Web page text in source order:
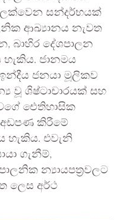
ලක්වෙන සන්දර්භයක්
ආඛ්‍යානය නැවත
බාහිර දේශපාලන
හැකිය. ජානමය
ජනයා මූලිකව
වූ ශිෂ්ටාචාරයක් සහ
ඓතිහාසික
කිරීමේ
හැකිය. එවැනි
ගැනීම්,
න්‍යායපත්‍රවලට
ලෙස අර්ථ